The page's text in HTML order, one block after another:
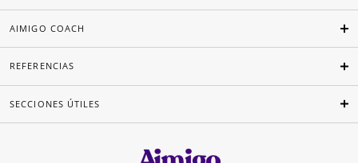
AIMIGO COACH
REFERENCIAS
SECCIONES ÚTILES